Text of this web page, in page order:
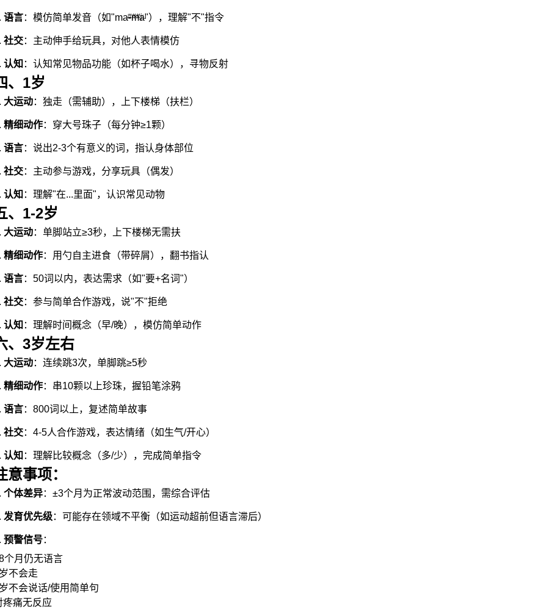
语言：模仿简单发音（如"ma-ma"），理解"不"指令
社交：主动伸手给玩具，对他人表情模仿
认知 ：认知常见物品功能（如杯子喝水），寻物反射
、1岁
大运动：独走（需辅助），上下楼梯（扶栏）
精细动作：穿大号珠子（每分钟≥1颗）
语言：说出2-3个有意义的词，指认身体部位
社交：主动参与游戏，分享玩具（偶发）
认知 ：理解"在...里面"，认识常见动物
、1-2岁
大运动：单脚站立≥3秒，上下楼梯无需扶
精细动作：用勺自主进食（带碎屑），翻书指认
语言：50词以内，表达需求（如"要+名词"）
社交：参与简单合作游戏，说"不"拒绝
认知 ：理解时间概念（早/晚），模仿简单动作
、3岁左右
大运动：连续跳3次，单脚跳≥5秒
精细动作：串10颗以上珍珠，握铅笔涂鸦
语言：800词以上，复述简单故事
社交：4-5人合作游戏，表达情绪（如生气/开心）
认知 ：理解比较概念（多/少），完成简单指令
意事项：
个体差异：±3个月为正常波动范围，需综合评估
发育优先级：可能存在领域不平衡（如运动超前但语言滞后）
预警信号：
个月仍无语言
不会走
不会说话/使用简单句
疼痛无反应
###ju